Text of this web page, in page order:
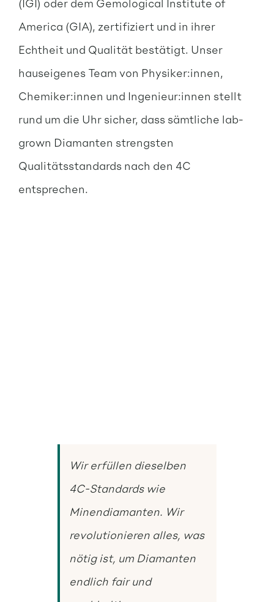
America (GIA), zertifiziert und in ihrer
Echtheit und Qualität bestätigt. Unser
hauseigenes Team von Physiker:innen,
Chemiker:innen und Ingenieur:innen stellt
rund um die Uhr sicher, dass sämtliche lab-
grown Diamanten strengsten
Qualitätsstandards nach den 4C
entsprechen.
Wir erfüllen dieselben
4C-Standards wie
Minendiamanten. Wir
revolutionieren alles, was
nötig ist, um Diamanten
endlich fair und